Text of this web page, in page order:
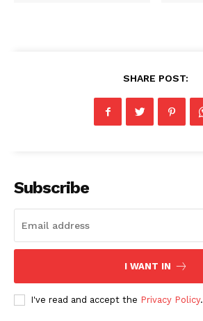
SHARE POST:
Subscribe
I WANT IN
I've read and accept the Privacy Policy.